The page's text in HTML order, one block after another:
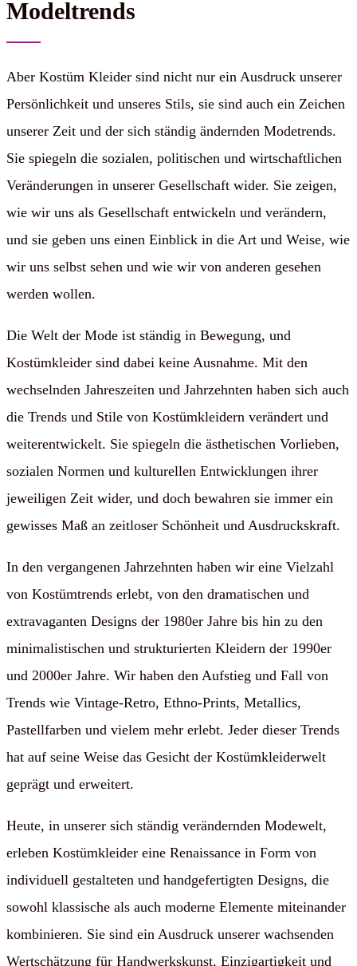
Modeltrends
Aber Kostüm Kleider sind nicht nur ein Ausdruck unserer
Persönlichkeit und unseres Stils, sie sind auch ein Zeichen
unserer Zeit und der sich ständig ändernden Modetrends.
Sie spiegeln die sozialen, politischen und wirtschaftlichen
Veränderungen in unserer Gesellschaft wider. Sie zeigen,
wie wir uns als Gesellschaft entwickeln und verändern,
und sie geben uns einen Einblick in die Art und Weise, wie
wir uns selbst sehen und wie wir von anderen gesehen
werden wollen.
Die Welt der Mode ist ständig in Bewegung, und
Kostümkleider sind dabei keine Ausnahme. Mit den
wechselnden Jahreszeiten und Jahrzehnten haben sich auch
die Trends und Stile von Kostümkleidern verändert und
weiterentwickelt. Sie spiegeln die ästhetischen Vorlieben,
sozialen Normen und kulturellen Entwicklungen ihrer
jeweiligen Zeit wider, und doch bewahren sie immer ein
gewisses Maß an zeitloser Schönheit und Ausdruckskraft.
In den vergangenen Jahrzehnten haben wir eine Vielzahl
von Kostümtrends erlebt, von den dramatischen und
extravaganten Designs der 1980er Jahre bis hin zu den
minimalistischen und strukturierten Kleidern der 1990er
und 2000er Jahre. Wir haben den Aufstieg und Fall von
Trends wie Vintage-Retro, Ethno-Prints, Metallics,
Pastellfarben und vielem mehr erlebt. Jeder dieser Trends
hat auf seine Weise das Gesicht der Kostümkleiderwelt
geprägt und erweitert.
Heute, in unserer sich ständig verändernden Modewelt,
erleben Kostümkleider eine Renaissance in Form von
individuell gestalteten und handgefertigten Designs, die
sowohl klassische als auch moderne Elemente miteinander
kombinieren. Sie sind ein Ausdruck unserer wachsenden
Wertschätzung für Handwerkskunst, Einzigartigkeit und